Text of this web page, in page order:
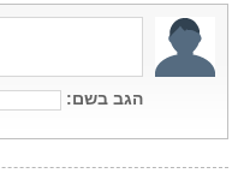
הגב בשם: